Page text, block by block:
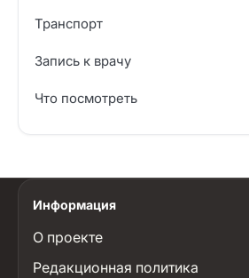
Транспорт
Запись к врачу
Что посмотреть
Информация
О проекте
Редакционная политика